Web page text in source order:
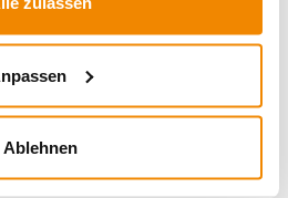
Ablehnen
und